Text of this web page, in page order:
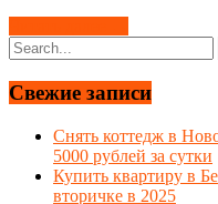
Свежие записи
Снять коттедж в
5000 рублей за сутки
Купить квартиру в
вторичке в 2025